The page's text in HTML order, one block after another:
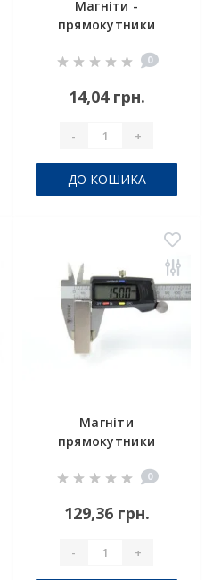
Магніти -
прямокутники
0
14,04 грн.
- +
ДО КОШИКА
Магніти
прямокутники
0
129,36 грн.
- +